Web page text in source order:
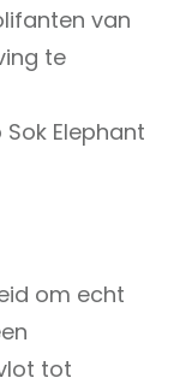
van
te
Elephant
om echt
tot